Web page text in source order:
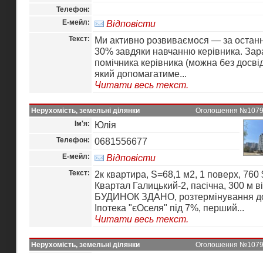
Телефон:
Е-мейл:
Відповісти
Текст:
Ми активно розвиваємося — за
30% завдяки навчанню керівника.
помічника керівника (можна без
який допомагатиме...
Читати весь текст.
Нерухомість, земельні ділянки
Оголошення
Ім'я:
Юлія
Телефон: 0681556677
Е-мейл: Відповісти
Текст:
2к квартира, S=68,1 м2, 1 поверх, 760
Квартал Галицький-2, пасічна, 300 м
БУДИНОК ЗДАНО, розтермінування
Іпотека "єОселя" під 7%, перший...
Читати весь текст.
Нерухомість, земельні ділянки
Оголошення